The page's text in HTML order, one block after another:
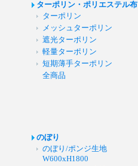
ターポリン・ポリエステル布
ターポリン
メッシュターポリン
遮光ターポリン
軽量ターポリン
短期薄手ターポリン
全商品
のぼり
のぼり/ポンジ生地
W600xH1800